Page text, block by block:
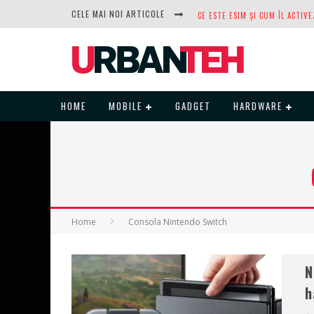
CELE MAI NOI ARTICOLE
DUPĂ ANI DE REFUZURI,
HOME MOBILE GADGET HARDWARE
Home Consola Nintendo Switch